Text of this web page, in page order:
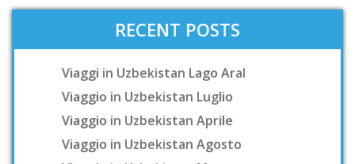
RECENT POSTS
Viaggi in Uzbekistan Lago Aral
Viaggio in Uzbekistan Luglio
Viaggio in Uzbekistan Aprile
Viaggio in Uzbekistan Agosto